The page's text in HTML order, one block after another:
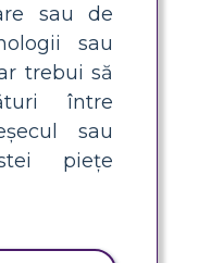
sau de
sau
trebui să
între
sau
piețe